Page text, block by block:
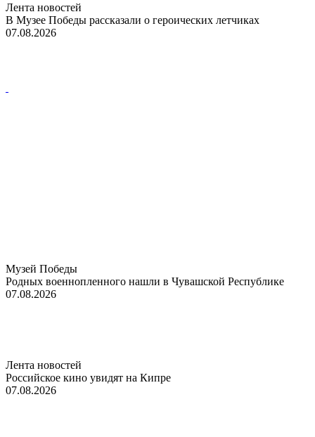
Лента новостей
В Музее Победы рассказали о героических летчиках
07.08.2026
Музей Победы
Родных военнопленного нашли в Чувашской Республике
07.08.2026
Лента новостей
Российское кино увидят на Кипре
07.08.2026